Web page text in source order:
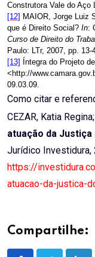
Construtora Vale do Aço
[12] MAIOR, Jorge Luiz
que é Direito Social? In:
Curso de Direito do
Paulo: LTr, 2007, pp. 13-
[13]
Íntegra do Projeto
< http://
09.03.09.
Como citar e
CEZAR, Katia
atuação da Justiça
Jurídico Investidura,
https://
atuacao-da-justica-
Compartilhe: